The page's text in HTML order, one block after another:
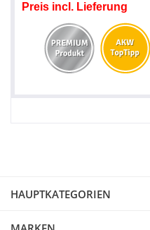
Preis incl. Lieferung
HAUPTKATEGORIEN